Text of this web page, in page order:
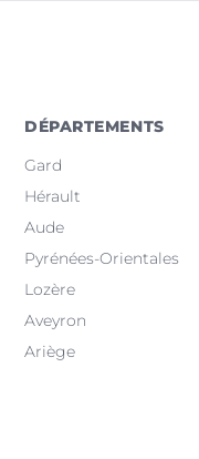
DÉPARTEMENTS
Gard
Hérault
Aude
Pyrénées-Orientales
Lozère
Aveyron
Ariège